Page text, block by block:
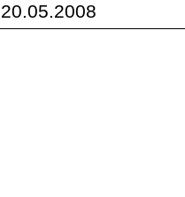
20.05.2008